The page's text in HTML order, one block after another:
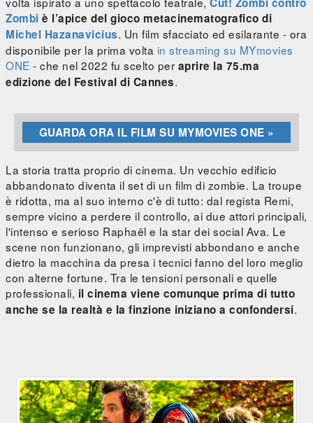
Zombi è l’apice del gioco metacinematografico di
Michel Hazanavicius. Un film sfacciato ed esilarante - ora
disponibile per la prima volta in streaming su MYmovies
ONE - che nel 2022 fu scelto per aprire la 75.ma
edizione del Festival di Cannes.
GUARDA ORA IL FILM SU MYMOVIES ONE »
La storia tratta proprio di cinema. Un vecchio edificio
abbandonato diventa il set di un film di zombie. La troupe
è ridotta, ma al suo interno c'è di tutto: dal regista Remi,
sempre vicino a perdere il controllo, ai due attori principali,
l'intenso e serioso Raphaël e la star dei social Ava. Le
scene non funzionano, gli imprevisti abbondano e anche
dietro la macchina da presa i tecnici fanno del loro meglio
con alterne fortune. Tra le tensioni personali e quelle
professionali, il cinema viene comunque prima di tutto
anche se la realtà e la finzione iniziano a confondersi.